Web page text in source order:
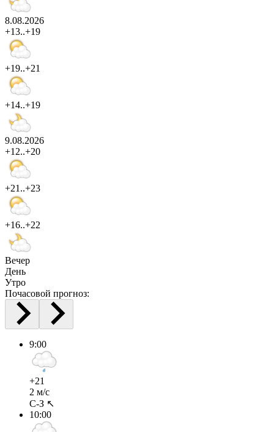
8.08.2026
+13..+19
+19..+21
+14..+19
9.08.2026
+12..+20
+21..+23
+16..+22
Вечер
День
Утро
Почасовой прогноз:
9:00
+21
2 м/с
С-З ↖
10:00